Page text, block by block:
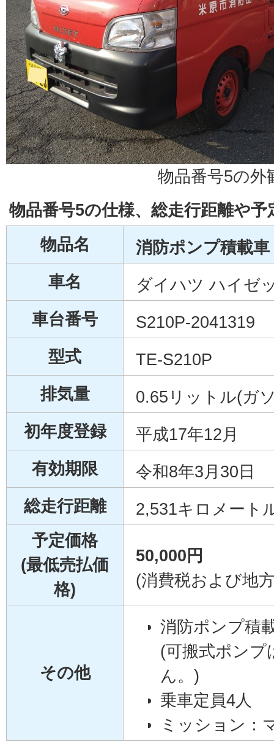
物品番号5の外
物品番号5の仕様、総走行距離や
物品名
消防ポンプ積載
車名
ダイハツ ハイゼ
車台番号
S210P-2041319
型式
TE-S210P
排気量
0.65リットル(ガ
初年度登録
平成17年12月
有効期限
令和8年3月30日
総走行距離
2,531キロメート
予定価格
(最低売払価
格)
50,000円
(消費税および地
その他
消防ポンプ積
(可搬式ポンプ
ん。)
乗車定員4人
ミッション：